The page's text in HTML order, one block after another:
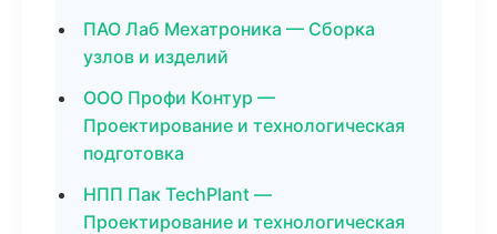
ПАО Лаб Мехатроника — Сборка
узлов и изделий
ООО Профи Контур —
Проектирование и технологическая
подготовка
НПП Пак TechPlant —
Проектирование и технологическая